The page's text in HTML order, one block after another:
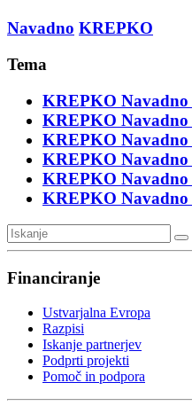
Navadno KREPKO
Tema
KREPKO Navadno
KREPKO Navadno
KREPKO Navadno
KREPKO Navadno
KREPKO Navadno
KREPKO Navadno
Financiranje
Ustvarjalna Evropa
Razpisi
Iskanje partnerjev
Podprti projekti
Pomoč in podpora